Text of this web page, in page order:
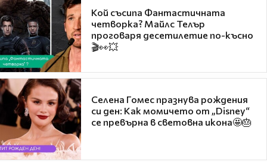
Кой съсипа Фантастичната
четворка? Майлс Телър
проговаря десетилетие по-късно
🎬👀💥
Селена Гомес празнува рождения
си ден: Как момичето от „Disney“
се превърна в световна икона🤩🎂